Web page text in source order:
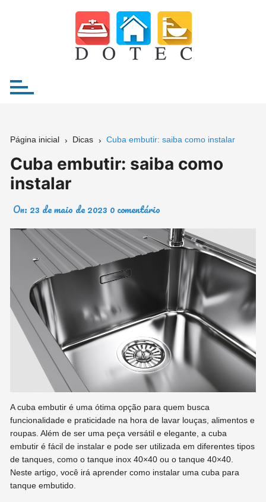
Página inicial Dicas Cuba embutir: saiba como instalar
Cuba embutir: saiba como
instalar
On: 23 de maio de 2023 0 comentário
A cuba embutir é uma ótima opção para quem busca
funcionalidade e praticidade na hora de lavar louças, alimentos e
roupas. Além de ser uma peça versátil e elegante, a cuba
embutir é fácil de instalar e pode ser utilizada em diferentes tipos
de tanques, como o tanque inox 40×40 ou o tanque 40×40.
Neste artigo, você irá aprender como instalar uma cuba para
tanque embutido.